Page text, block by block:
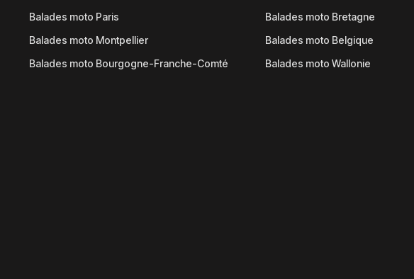
Balades moto Paris
Balades moto Montpellier
Balades moto Bourgogne-Franche-Comté
Balades moto Bretagne
Balades moto Belgique
Balades moto Wallonie